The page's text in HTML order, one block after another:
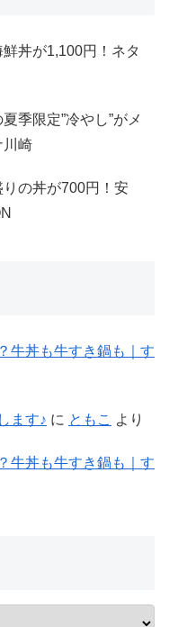
鮮丼が1,100円！ネタ
季限定”冷やし”がメ
川崎
りの丼が700円！安
牛丼も牛すき鍋も｜す
ます♪ に ともこ より
牛丼も牛すき鍋も｜す